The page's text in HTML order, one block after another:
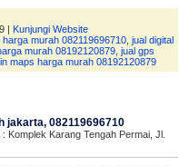
| Kunjungi Website
murah 082119696710 jual digital
murah 08192120879 jual gps
maps harga murah 08192120879
jakarta, 082119696710
Komplek Karang Tengah Permai, Jl.